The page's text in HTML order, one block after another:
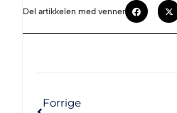
Del artikkelen med venner
Forrige